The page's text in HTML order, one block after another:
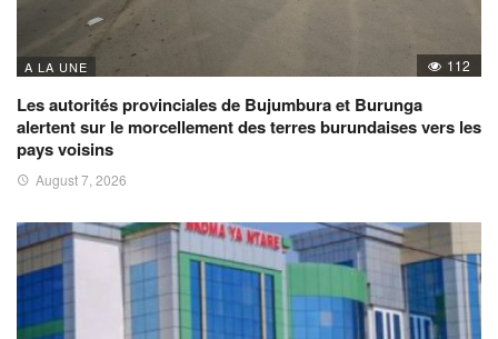
A LA UNE 112
Les autorités provinciales de Bujumbura et Burunga
alertent sur le morcellement des terres burundaises vers les
pays voisins
August 7, 2026